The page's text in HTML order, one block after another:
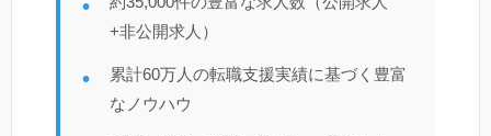
+非公開求人）
累計60万人の転職支援実績に基づく豊富
なノウハウ